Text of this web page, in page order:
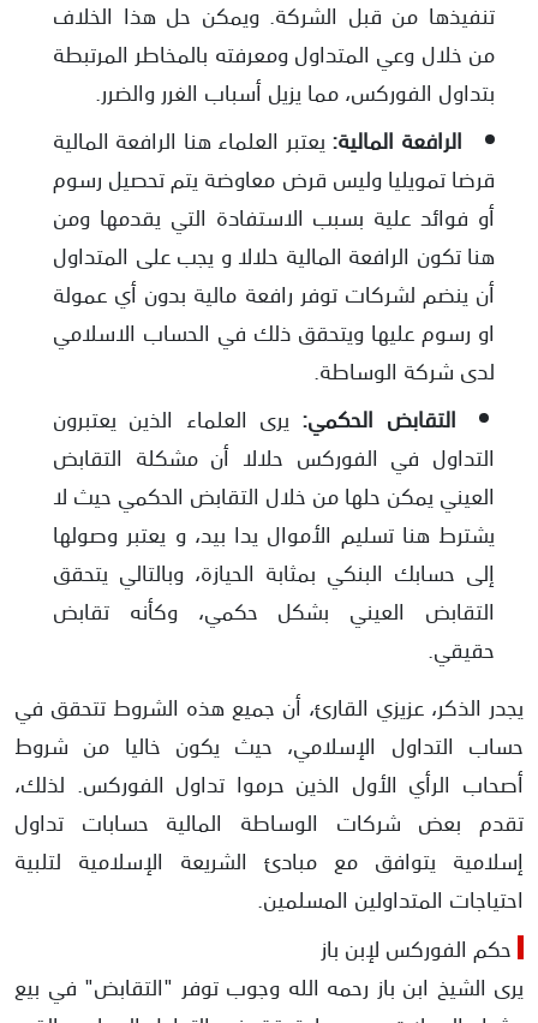
تنفيذها من قبل الشركة. ويمكن حل هذا الخلاف
من خلال وعي المتداول ومعرفته بالمخاطر المرتبطة
بتداول الفوركس، مما يزيل أسباب الغرر والضرر.
الرافعة المالية: يعتبر العلماء هنا الرافعة المالية
قرضا تمويليا وليس قرض معاوضة يتم تحصيل رسوم
أو فوائد علية بسبب الاستفادة التي يقدمها ومن
هنا تكون الرافعة المالية حلالا و يجب على المتداول
أن ينضم لشركات توفر رافعة مالية بدون أي عمولة
او رسوم عليها ويتحقق ذلك في الحساب الاسلامي
لدى شركة الوساطة.
التقابض الحكمي: يرى العلماء الذين يعتبرون
التداول في الفوركس حلالا أن مشكلة التقابض
العيني يمكن حلها من خلال التقابض الحكمي حيث لا
يشترط هنا تسليم الأموال يدا بيد، و يعتبر وصولها
إلى حسابك البنكي بمثابة الحيازة، وبالتالي يتحقق
التقابض العيني بشكل حكمي، وكأنه تقابض
حقيقي.
يجدر الذكر، عزيزي القارئ، أن جميع هذه الشروط تتحقق في
حساب التداول الإسلامي، حيث يكون خاليا من شروط
أصحاب الرأي الأول الذين حرموا تداول الفوركس. لذلك،
تقدم بعض شركات الوساطة المالية حسابات تداول
إسلامية يتوافق مع مبادئ الشريعة الإسلامية لتلبية
احتياجات المتداولين المسلمين.
حكم الفوركس لإبن باز
​يرى الشيخ ابن باز رحمه الله وجوب توفر "التقابض" في بيع